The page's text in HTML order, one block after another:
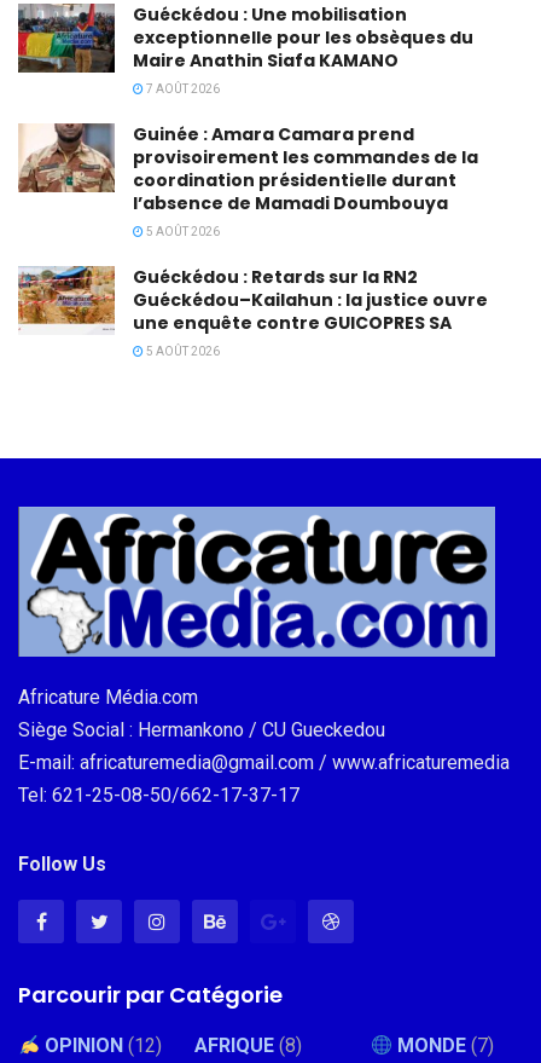
Guéckédou : Une mobilisation
exceptionnelle pour les obsèques du
Maire Anathin Siafa KAMANO
7 AOÛT 2026
Guinée : Amara Camara prend
provisoirement les commandes de la
coordination présidentielle durant
l’absence de Mamadi Doumbouya
5 AOÛT 2026
Guéckédou : Retards sur la RN2
Guéckédou–Kailahun : la justice ouvre
une enquête contre GUICOPRES SA
5 AOÛT 2026
Africature Média.com
Siège Social : Hermankono / CU Gueckedou
E-mail: africaturemedia@gmail.com / www.africaturemedia
Tel: 621-25-08-50/662-17-37-17
Follow Us
Parcourir par Catégorie
OPINION (12) AFRIQUE (8) MONDE (7)